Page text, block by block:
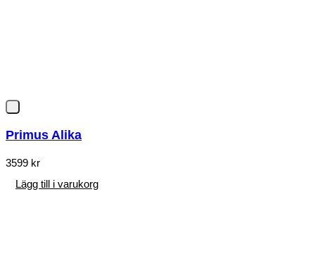
Primus Alika
3599 kr
Lägg till i varukorg